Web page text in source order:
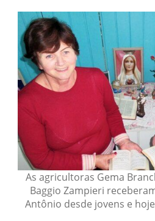
As agricultoras Gema
Baggio Zampieri
Antônio desde jovens e